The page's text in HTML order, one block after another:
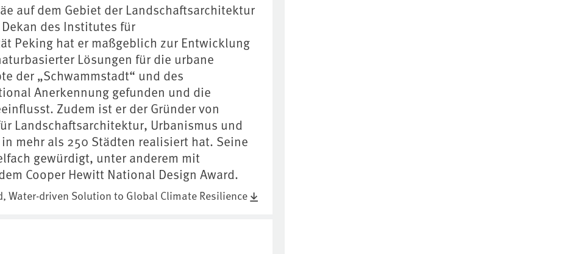
auf dem Gebiet der Landschaftsarchitektur
des Institutes für
Peking hat er maßgeblich zur Entwicklung
Lösungen für die urbane
der „Schwammstadt“ und des
Anerkennung gefunden und die
Zudem ist er der Gründer von
Landschaftsarchitektur, Urbanismus und
mehr als 250 Städten realisiert hat. Seine
gewürdigt, unter anderem mit
Cooper Hewitt National Design Award.
Water-driven Solution to Global Climate Resilience